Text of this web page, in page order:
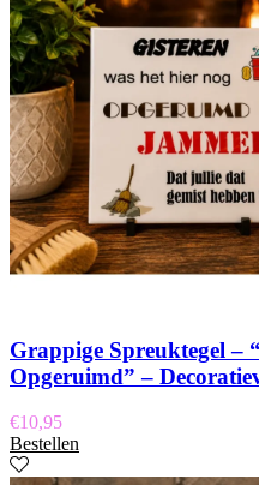
Grappige Spreuktegel –
Opgeruimd” –
€10,95
Bestellen